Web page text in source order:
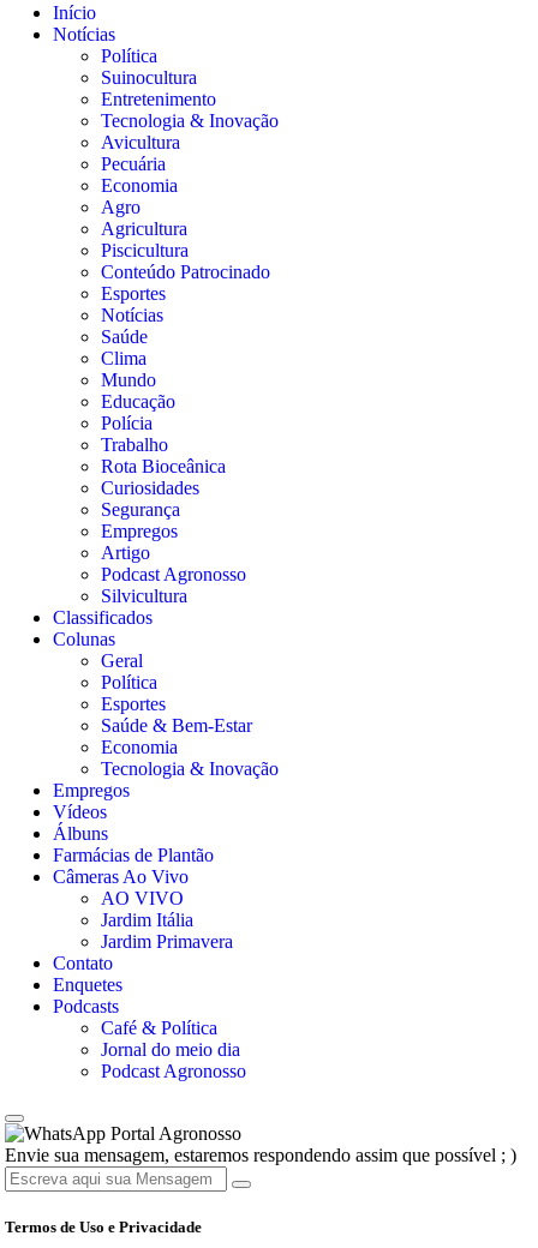
Início
Notícias
Política
Suinocultura
Entretenimento
Tecnologia & Inovação
Avicultura
Pecuária
Economia
Agro
Agricultura
Piscicultura
Conteúdo Patrocinado
Esportes
Notícias
Saúde
Clima
Mundo
Educação
Polícia
Trabalho
Rota Bioceânica
Curiosidades
Segurança
Empregos
Artigo
Podcast Agronosso
Silvicultura
Classificados
Colunas
Geral
Política
Esportes
Saúde & Bem-Estar
Economia
Tecnologia & Inovação
Empregos
Vídeos
Álbuns
Farmácias de Plantão
Câmeras Ao Vivo
AO VIVO
Jardim Itália
Jardim Primavera
Contato
Enquetes
Podcasts
Café & Política
Jornal do meio dia
Podcast Agronosso
Portal Agronosso
Envie sua mensagem, estaremos respondendo assim que possível ; )
Termos de Uso e Privacidade